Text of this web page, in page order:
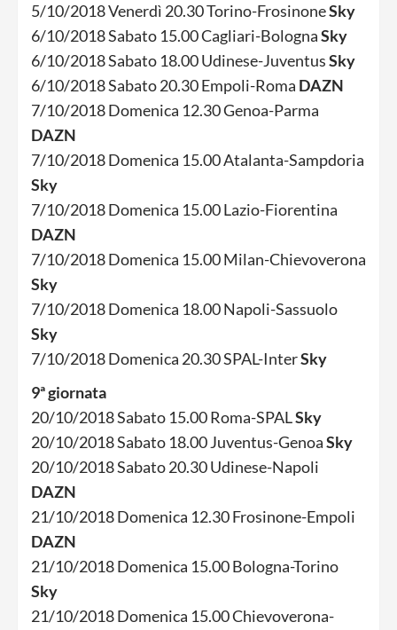
5/10/2018 Venerdì 20.30 Torino-FrosinoneSky
6/10/2018 Sabato 15.00 Cagliari-BolognaSky
6/10/2018 Sabato 18.00 Udinese-JuventusSky
6/10/2018 Sabato 20.30 Empoli-Roma DAZN
7/10/2018 Domenica 12.30 Genoa-Parma
DAZN
7/10/2018 Domenica 15.00 Atalanta-Sampdoria
Sky
7/10/2018 Domenica 15.00 Lazio-Fiorentina
DAZN
7/10/2018 Domenica 15.00 Milan-Chievoverona
Sky
7/10/2018 Domenica 18.00 Napoli-Sassuolo
Sky
7/10/2018 Domenica 20.30 SPAL-InterSky
9ª giornata
20/10/2018 Sabato 15.00 Roma-SPALSky
20/10/2018 Sabato 18.00 Juventus-GenoaSky
20/10/2018 Sabato 20.30 Udinese-Napoli
DAZN
21/10/2018 Domenica 12.30 Frosinone-Empoli
DAZN
21/10/2018 Domenica 15.00 Bologna-Torino
Sky
21/10/2018 Domenica 15.00 Chievoverona-